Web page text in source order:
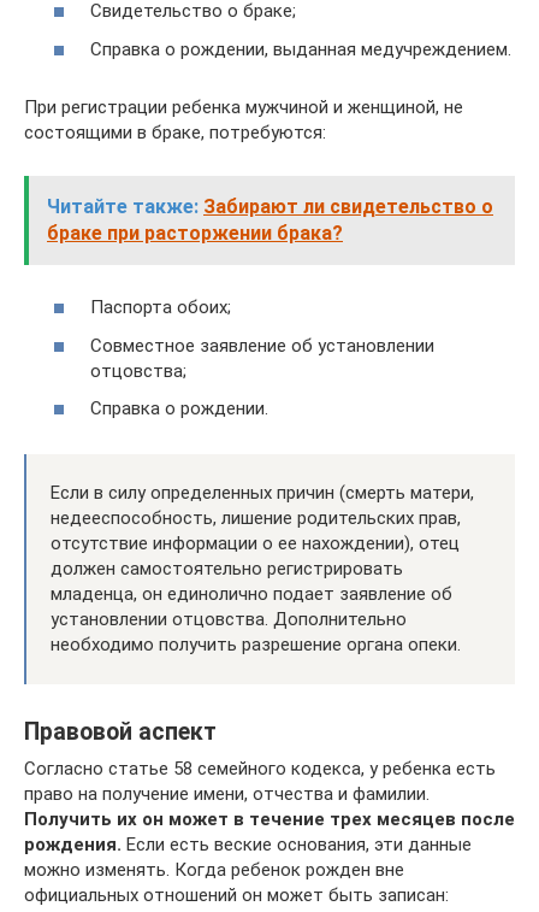
Свидетельство о браке;
Справка о рождении, выданная медучреждением.
При регистрации ребенка мужчиной и женщиной, не
состоящими в браке, потребуются:
Читайте также: Забирают ли свидетельство о
браке при расторжении брака?
Паспорта обоих;
Совместное заявление об установлении
отцовства;
Справка о рождении.
Если в силу определенных причин (смерть матери,
недееспособность, лишение родительских прав,
отсутствие информации о ее нахождении), отец
должен самостоятельно регистрировать
младенца, он единолично подает заявление об
установлении отцовства. Дополнительно
необходимо получить разрешение органа опеки.
Правовой аспект
Согласно статье 58 семейного кодекса, у ребенка есть
право на получение имени, отчества и фамилии.
Получить их он может в течение трех месяцев после
рождения. Если есть веские основания, эти данные
можно изменять. Когда ребенок рожден вне
официальных отношений он может быть записан: